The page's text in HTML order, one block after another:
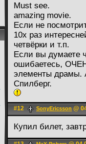
Must see.
amazing movie.
Если не
10х раз
четвёрки и т.п.
Если вы думаете
ошибаетесь,
элементы драмы.
Спилберг.
#12 SonyEricsson @
Купил билет,